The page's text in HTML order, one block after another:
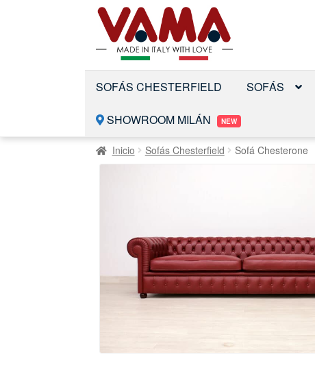
Saltar
la
navegación
Ir
al
contenido
SOFÁS CHESTERFIELD SOFÁS
SHOWROOM MILÁN NEW
Inicio Sofás Chesterfield Sofá Chesterone